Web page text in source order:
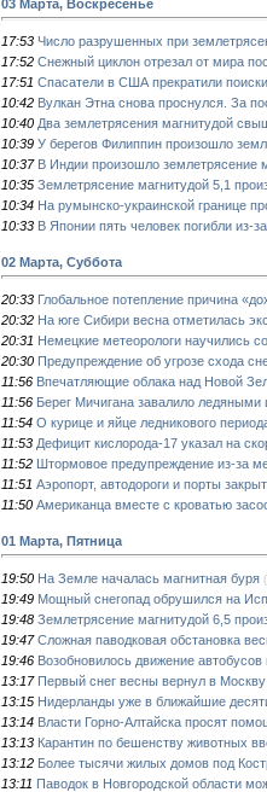
03 Марта, Воскресенье
17:53 Число разрушенных при
17:52 Снежный циклон отрезал от мира
17:51 Спасатели в США прекратили
10:42 Вулкан Этна снова проснулся. За
10:40 Два землетрясения магнитудой
10:39 У берегов Филиппин произошло
10:37 В Индии произошло землетрясение
10:35 Землетрясение магнитудой 5,1
10:34 На румынско-украинской границе
10:33 В Японии пять человек погибли из-
02 Марта, Суббота
20:33 Глобальное потепление причина
20:32 На юге Сибири весна отметилась
20:31 Немецкие метеорологи научились
20:30 Предупреждение об угрозе схода
11:56 Впечатляющие облака над Новой
11:56 Берег Мичигана завалило
11:54 О курице и яйце ледникового
11:53 Дефицит кислорода-17 указал на
11:52 Штормовое предупреждение из-за
11:51 Аэропорт, автодороги и порты
11:50 Американца вместе с кроватью
01 Марта, Пятница
19:50 На Земле началась магнитная буря
19:49 Мощный снегопад обрушился на
19:48 Землетрясение магнитудой 6,5
19:47 Сложная паводковая обстановка
19:46 Возобновилось движение
13:17 Первый снег весны вернул в
13:15 Нидерланды уже в ближайшие
13:14 Власти Горно-Алтайска просят
13:13 Карантин по бешенству животных
13:12 Более тысячи жилых домов под
13:11 Паводок в Новгородской области